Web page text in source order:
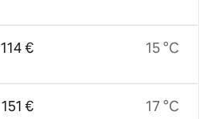
114 €
151 €
15 °C
17 °C